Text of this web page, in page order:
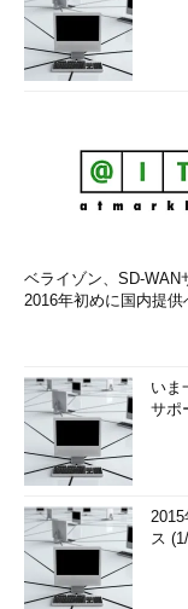
ベライゾン、SD-WAN
2016年初めに国内提供
いま
サポ
ス